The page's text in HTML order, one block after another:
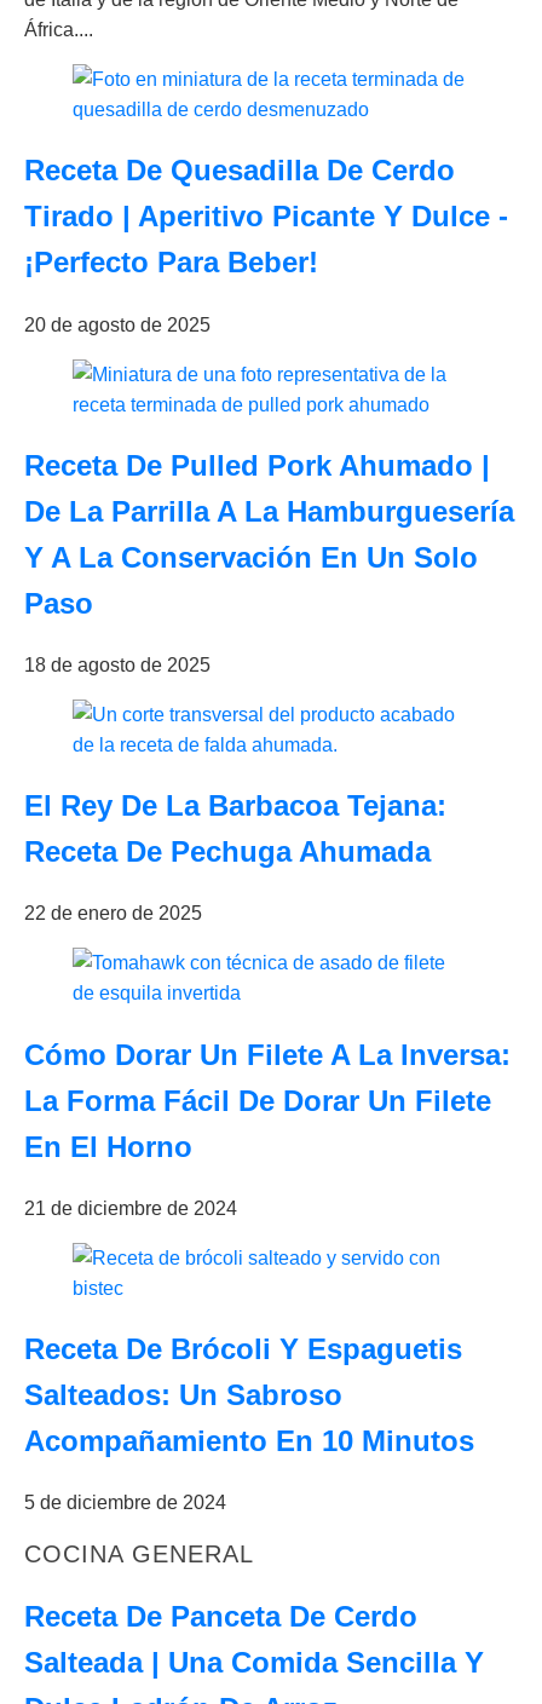
África....
Receta De Quesadilla De Cerdo
Tirado | Aperitivo Picante Y Dulce -
¡Perfecto Para Beber!
20 de agosto de 2025
Receta De Pulled Pork Ahumado |
De La Parrilla A La Hamburguesería
Y A La Conservación En Un Solo
Paso
18 de agosto de 2025
El Rey De La Barbacoa Tejana:
Receta De Pechuga Ahumada
22 de enero de 2025
Cómo Dorar Un Filete A La Inversa:
La Forma Fácil De Dorar Un Filete
En El Horno
21 de diciembre de 2024
Receta De Brócoli Y Espaguetis
Salteados: Un Sabroso
Acompañamiento En 10 Minutos
5 de diciembre de 2024
COCINA GENERAL
Receta De Panceta De Cerdo
Salteada | Una Comida Sencilla Y